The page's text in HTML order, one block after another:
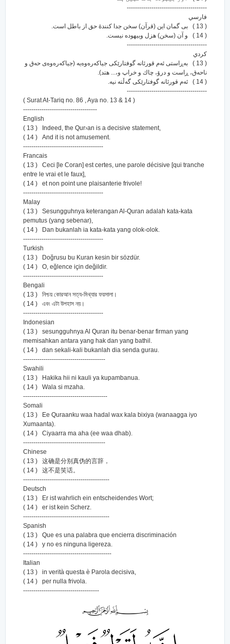
---------------------------------------
فارسي
( 13 ) بی گمان این (قرآن) سخن جدا کنندۀ حق از باطل است.
( 14 ) و آن (سخن) هزل وبیهوده نیست.
---------------------------------------
كردي
( 13 ) به‌ڕاستی ئه‌م قورئانه گوفتارێکی جیاکه‌ره‌وه‌یه (جیاکه‌ره‌وه‌ی حه‌ق و
ناحه‌ق، ڕاست و درۆ، چاك و خراپ و،... هتد).
( 14 ) ئه‌م قورئانه گوفتارێکی گه‌ڵته نیه‌.
---------------------------------------
( Surat At-Tariq no. 86 , Aya no. 13 & 14 )
------------------------------------
English
( 13 ) Indeed, the Qur›an is a decisive statement,
( 14 ) And it is not amusement.
---------------------------------------
Francais
( 13 ) Ceci [le Coran] est certes, une parole décisive [qui tranche
entre le vrai et le faux],
( 14 ) et non point une plaisanterie frivole!
---------------------------------------
Malay
( 13 ) Sesungguhnya keterangan Al-Quran adalah kata-kata
pemutus (yang sebenar),
( 14 ) Dan bukanlah ia kata-kata yang olok-olok.
---------------------------------------
Turkish
( 13 ) Doğrusu bu Kuran kesin bir sözdür.
( 14 ) O, eğlence için değildir.
---------------------------------------
Bengali
( 13 ) নিশ্চয় কোরআন সত্য-মিথ্যার ফয়সালা।
( 14 ) এবং এটা উপহাস নয়।
---------------------------------------
Indonesian
( 13 ) sesungguhnya Al Quran itu benar-benar firman yang
memisahkan antara yang hak dan yang bathil.
( 14 ) dan sekali-kali bukanlah dia senda gurau.
----------------------------------------
Swahili
( 13 ) Hakika hii ni kauli ya kupambanua.
( 14 ) Wala si mzaha.
-----------------------------------------
Somali
( 13 ) Ee Quraanku waa hadal wax kala bixiya (wanaagga iyo
Xumaanta).
( 14 ) Ciyaarra ma aha (ee waa dhab).
----------------------------------------
Chinese
( 13 ) 这确是分别真伪的言辞，
( 14 ) 这不是笑话。
------------------------------------------
Deutsch
( 13 ) Er ist wahrlich ein entscheidendes Wort;
( 14 ) er ist kein Scherz.
------------------------------------------
Spanish
( 13 ) Que es una palabra que encierra discriminación
( 14 ) y no es ninguna ligereza.
-------------------------------------------
Italian
( 13 ) in verità questa è Parola decisiva,
( 14 ) per nulla frivola.
-------------------------------------